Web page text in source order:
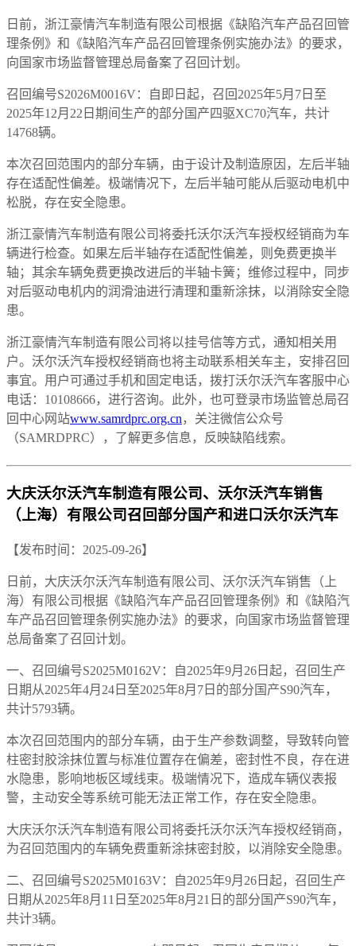
日前，浙江豪情汽车制造有限公司根据《缺陷汽车产品召回管
理条例》和《缺陷汽车产品召回管理条例实施办法》的要求，
向国家市场监督管理总局备案了召回计划。
召回编号S2026M0016V：自即日起，召回2025年5月7日至
2025年12月22日期间生产的部分国产四驱XC70汽车，共计
14768辆。
本次召回范围内的部分车辆，由于设计及制造原因，左后半轴
存在适配性偏差。极端情况下，左后半轴可能从后驱动电机中
松脱，存在安全隐患。
浙江豪情汽车制造有限公司将委托沃尔沃汽车授权经销商为车
辆进行检查。如果左后半轴存在适配性偏差，则免费更换半
轴；其余车辆免费更换改进后的半轴卡簧；维修过程中，同步
对后驱动电机内的润滑油进行清理和重新涂抹，以消除安全隐
患。
浙江豪情汽车制造有限公司将以挂号信等方式，通知相关用
户。沃尔沃汽车授权经销商也将主动联系相关车主，安排召回
事宜。用户可通过手机和固定电话，拨打沃尔沃汽车客服中心
电话：10108666，进行咨询。此外，也可登录市场监管总局召
回中心网站www.samrdprc.org.cn ，关注微信公众号
（SAMRDPRC），了解更多信息，反映缺陷线索。
大庆沃尔沃汽车制造有限公司、沃尔沃汽车销售
（上海）有限公司召回部分国产和进口沃尔沃汽车
【发布时间：2025-09-26】
日前，大庆沃尔沃汽车制造有限公司、沃尔沃汽车销售（上
海）有限公司根据《缺陷汽车产品召回管理条例》和《缺陷汽
车产品召回管理条例实施办法》的要求，向国家市场监督管理
总局备案了召回计划。
一、召回编号S2025M0162V：自2025年9月26日起，召回生产
日期从2025年4月24日至2025年8月7日的部分国产S90汽车，
共计5793辆。
本次召回范围内的部分车辆，由于生产参数调整，导致转向管
柱密封胶涂抹位置与标准位置存在偏差，密封性不良，存在进
水隐患，影响地板区域线束。极端情况下，造成车辆仪表报
警，主动安全等系统可能无法正常工作，存在安全隐患。
大庆沃尔沃汽车制造有限公司将委托沃尔沃汽车授权经销商，
为召回范围内的车辆免费重新涂抹密封胶，以消除安全隐患。
二、召回编号S2025M0163V：自2025年9月26日起，召回生产
日期从2025年8月11日至2025年8月21日的部分国产S90汽车，
共计3辆。